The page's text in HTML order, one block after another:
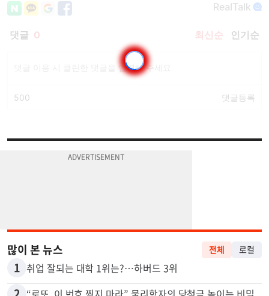
많이 본 뉴스 전체 로컬
1 취업 잘되는 대학 1위는?…하버드 3위